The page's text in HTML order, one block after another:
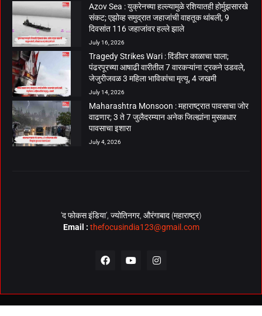
Azov Sea : युक्रेनच्या हल्ल्यामुळे रशियातही होर्मुझसारखे
संकट; एझोव्ह समुद्रात जहाजांची वाहतूक थांबली, 9
दिवसांत 116 जहाजांवर हल्ले झाले
July 16, 2026
Tragedy Strikes Wari : दिंडीवर काळाचा घाला;
पंढरपूरच्या आषाढी वारीतील 7 वारकऱ्यांना ट्रकने उडवले,
जेजुरीजवळ 3 महिला भाविकांचा मृत्यू, 4 जखमी
July 14, 2026
Maharashtra Monsoon : महाराष्ट्रात पावसाचा जोर
वाढणार; 3 ते 7 जुलैदरम्यान अनेक जिल्ह्यांना मुसळधार
पावसाचा इशारा
July 4, 2026
‘द फोकस इंडिया’, ज्योतिनगर, औरंगाबाद (महाराष्ट्र)
Email : thefocusindia123@gmail.com